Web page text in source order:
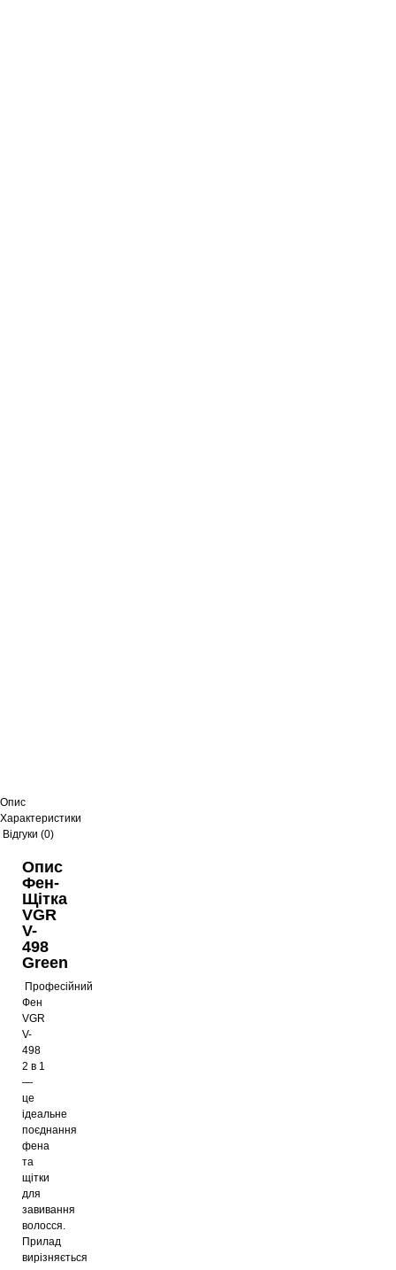
Опис
Характеристики
Відгуки (0)
Опис
Фен-
Щітка
VGR
V-
498
Green
Професійний
Фен
VGR
V-
498
2 в 1
—
це
ідеальне
поєднання
фена
та
щітки
для
завивання
волосся.
Прилад
вирізняється